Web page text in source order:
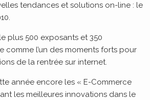
tendances et solutions on-line : le
plus 500 exposants et 350
comme l’un des moments forts pour
de la rentrée sur internet.
année encore les « E-Commerce
les meilleures innovations dans le